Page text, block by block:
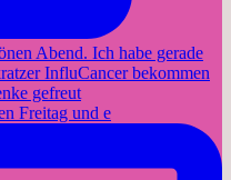
Freitag und e